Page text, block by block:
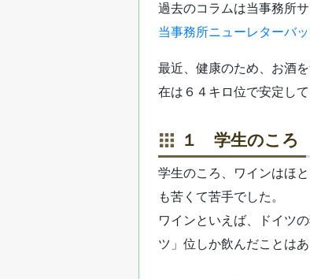
過去のコラムは当事務所
当事務所ニューレターバ
最近、健康のため、お酒
在は６４キロ位で安定し
１ 学生のころ
学生のころ、ワインはほ
も苦くて苦手でした。
ワインといえば、ドイツ
ツ」位しか飲んだことはあ